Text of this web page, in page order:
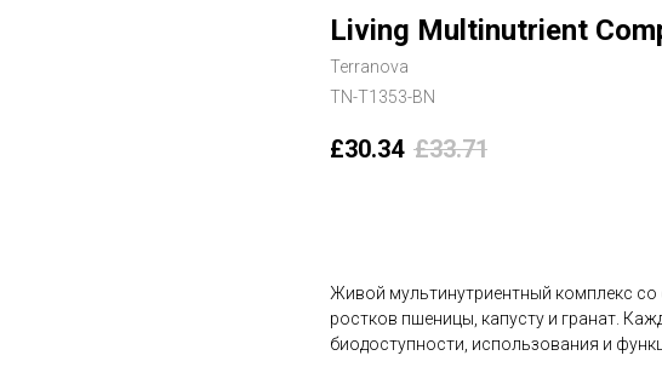
Living Multinutrient
Terranova
TN-T1353-BN
£30.34 £33.71
Живой мультинутриентный комплекс со
ростков пшеницы, капусту и гранат.
биодоступности, использования и